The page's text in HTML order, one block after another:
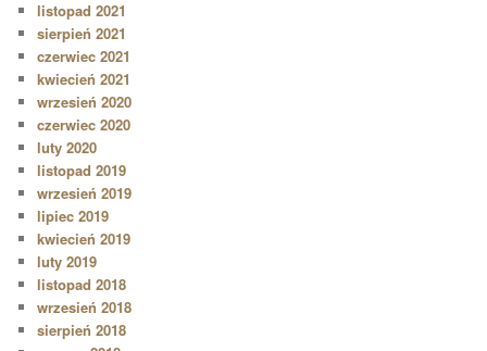
listopad 2021
sierpień 2021
czerwiec 2021
kwiecień 2021
wrzesień 2020
czerwiec 2020
luty 2020
listopad 2019
wrzesień 2019
lipiec 2019
kwiecień 2019
luty 2019
listopad 2018
wrzesień 2018
sierpień 2018